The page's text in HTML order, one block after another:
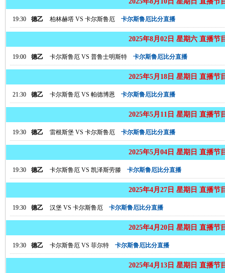
19:30 德乙 柏林赫塔 VS 卡尔斯鲁厄 卡尔斯鲁厄比分直播
2025年8月02日 星期六 直播节
19:00 德乙 卡尔斯鲁厄 VS 普鲁士明斯特 卡尔斯鲁厄比分直播
2025年5月18日 星期日 直播节
21:30 德乙 卡尔斯鲁厄 VS 帕德博恩 卡尔斯鲁厄比分直播
2025年5月11日 星期日 直播节
19:30 德乙 雷根斯堡 VS 卡尔斯鲁厄 卡尔斯鲁厄比分直播
2025年5月04日 星期日 直播节
19:30 德乙 卡尔斯鲁厄 VS 凯泽斯劳滕 卡尔斯鲁厄比分直播
2025年4月27日 星期日 直播节
19:30 德乙 汉堡 VS 卡尔斯鲁厄 卡尔斯鲁厄比分直播
2025年4月20日 星期日 直播节
19:30 德乙 卡尔斯鲁厄 VS 菲尔特 卡尔斯鲁厄比分直播
2025年4月13日 星期日 直播节